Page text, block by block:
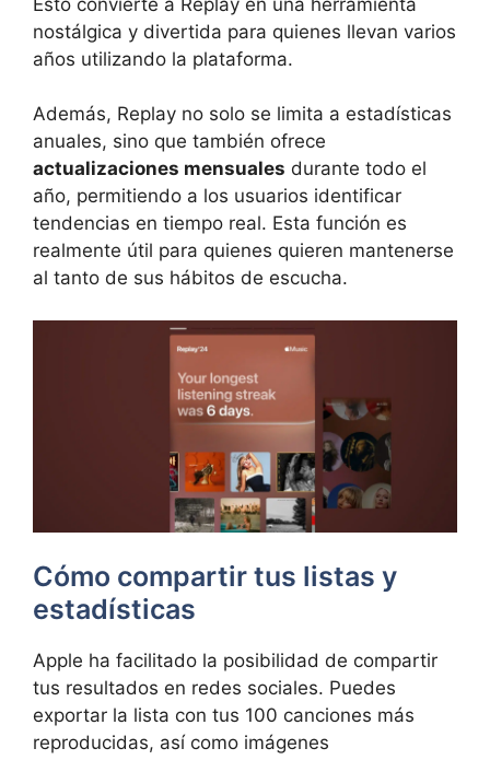
nostálgica y divertida para quienes llevan varios
años utilizando la plataforma.
Además, Replay no solo se limita a estadísticas
anuales, sino que también ofrece
actualizaciones mensuales durante todo el
año, permitiendo a los usuarios identificar
tendencias en tiempo real. Esta función es
realmente útil para quienes quieren mantenerse
al tanto de sus hábitos de escucha.
Cómo compartir tus listas y
estadísticas
Apple ha facilitado la posibilidad de compartir
tus resultados en redes sociales. Puedes
exportar la lista con tus 100 canciones más
reproducidas, así como imágenes